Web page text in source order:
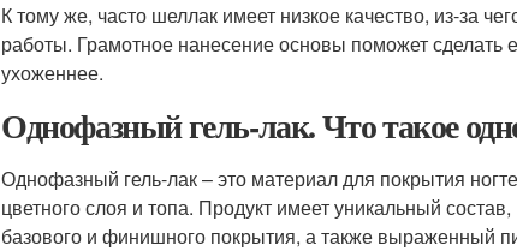
К тому же, часто шеллак имеет низкое качество, из-за
работы. Грамотное нанесение основы поможет сделать
ухоженнее.
Однофазный гель-лак. Что такое
Однофазный гель-лак – это материал для покрытия
цветного слоя и топа. Продукт имеет уникальный
базового и финишного покрытия, а также выраженный